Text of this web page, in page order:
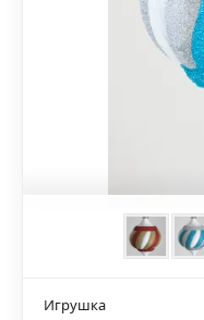
Игрушка